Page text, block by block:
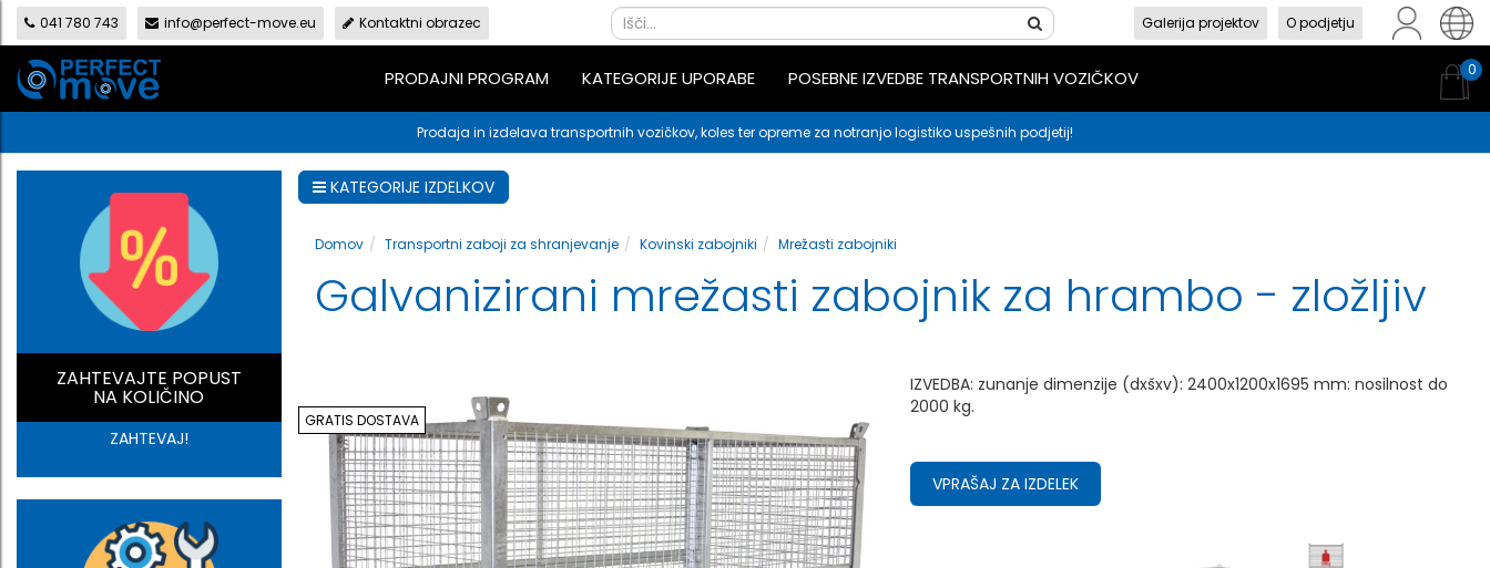
en
041 780 743 info@perfect-move.eu Kontaktni obrazec Galerija projektov O podjetju
PRODAJNI PROGRAM KATEGORIJE UPORABE POSEBNE IZVEDBE TRANSPORTNIH VOZIČKOV 0
Prodaja in izdelava transportnih vozičkov, koles ter opreme za notranjo logistiko uspešnih podjetij!
ZAHTEVAJTE POPUST
NA KOLIČINO
ZAHTEVAJ!
KATEGORIJE IZDELKOV
Domov Transportni zaboji za shranjevanje Kovinski zabojniki Mrežasti zabojniki
Galvanizirani mrežasti zabojnik za hrambo - zložljiv
GRATIS DOSTAVA
IZVEDBA: zunanje dimenzije (dxšxv): 2400x1200x1695 mm: nosilnost do
2000 kg.
VPRAŠAJ ZA IZDELEK